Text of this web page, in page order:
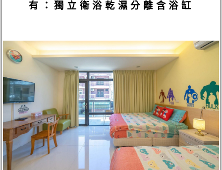
有：獨立衛浴乾濕分離含浴缸